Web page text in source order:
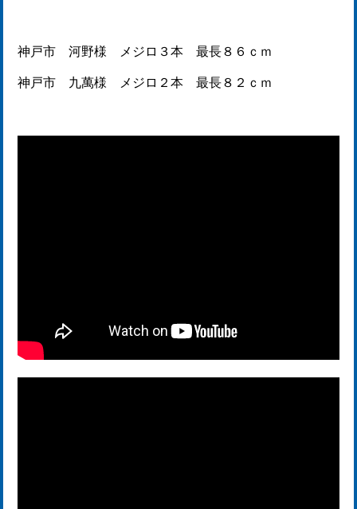
神戸市 河野様 メジロ３本 最長８６ｃｍ
神戸市 九萬様 メジロ２本 最長８２ｃｍ